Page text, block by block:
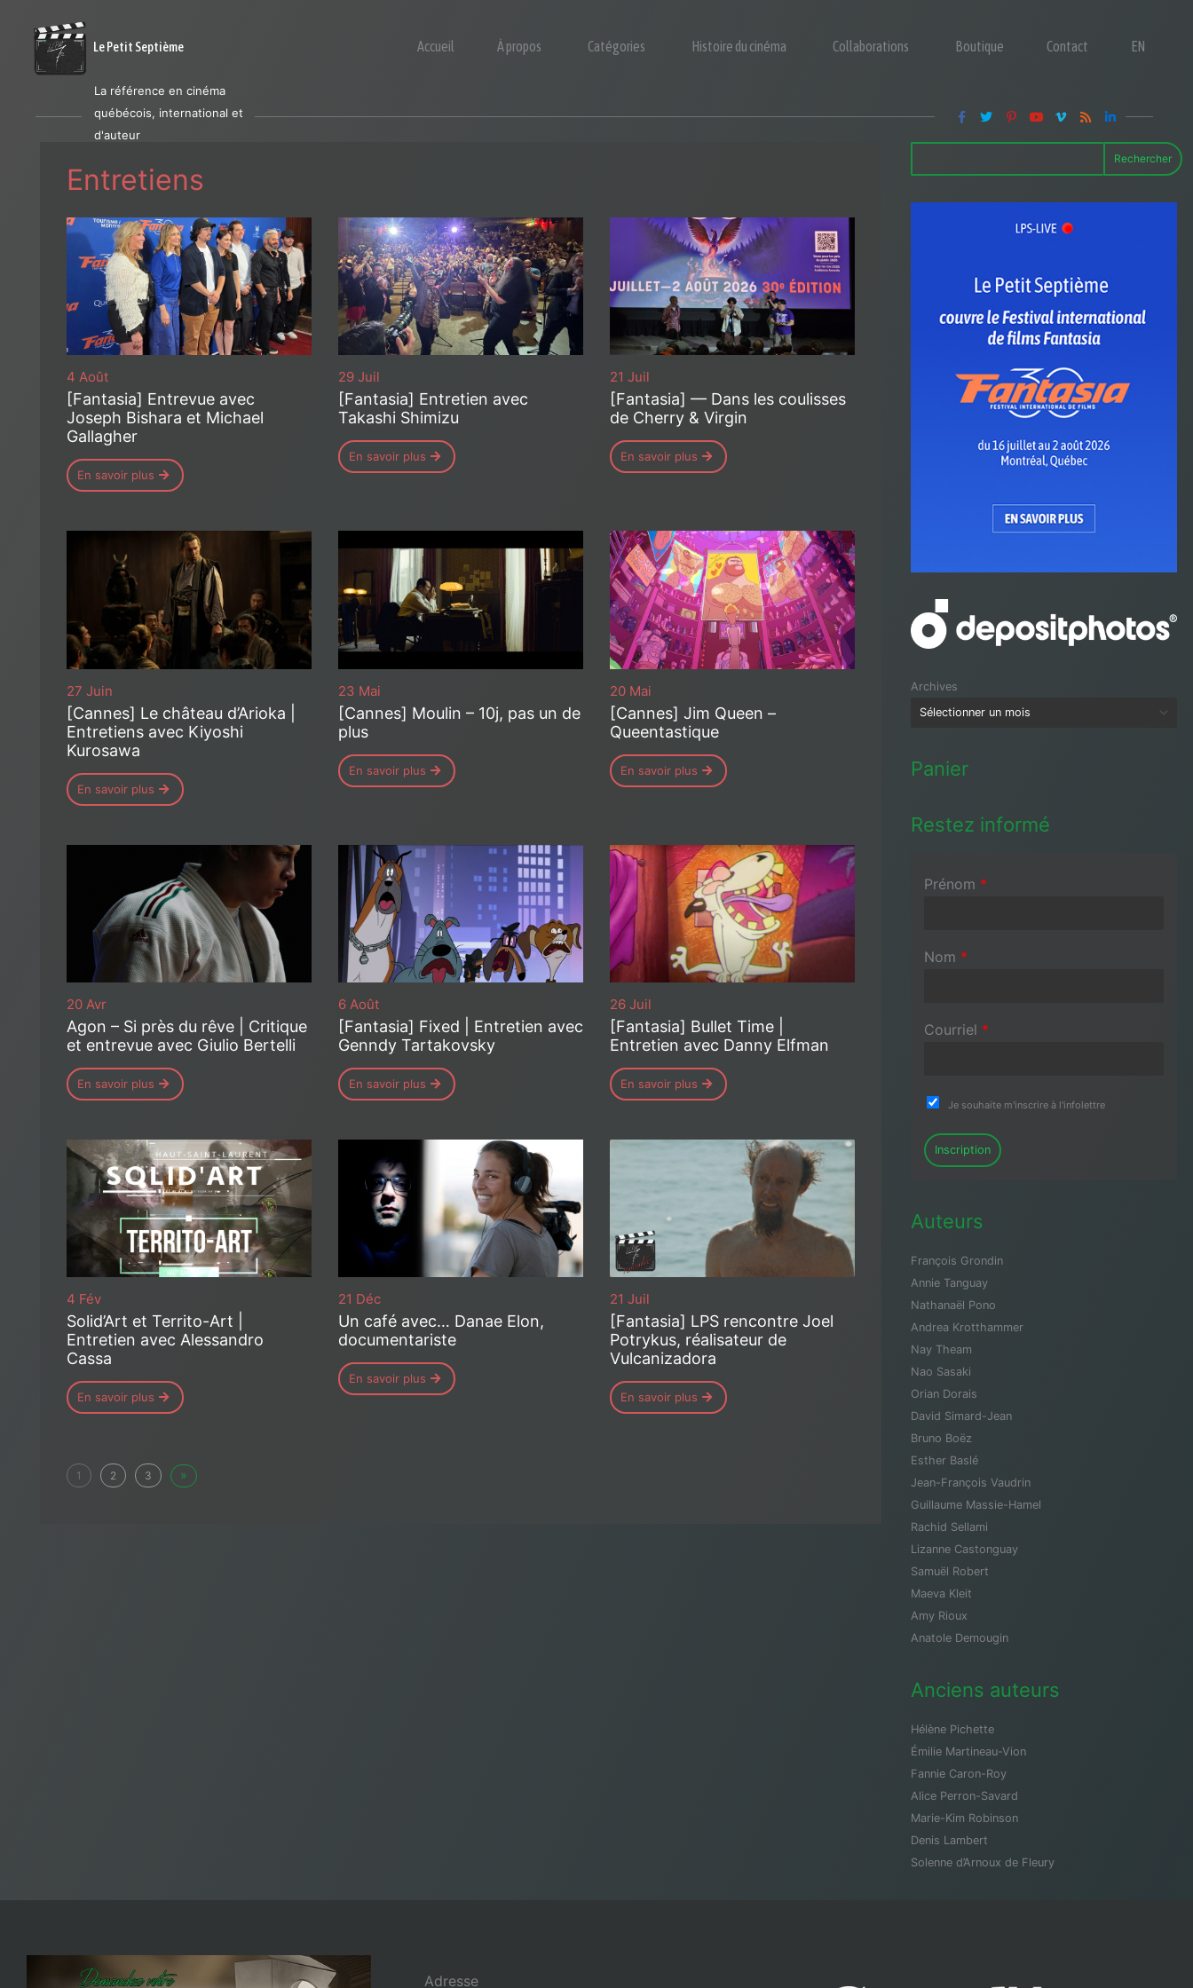
Le Petit Septième Accueil À propos Catégories Histoire du cinéma Collaborations Boutique Contact EN
La référence en cinéma
québécois, international et
d'auteur
Entretiens
4 Août
[Fantasia] Entrevue avec
Joseph Bishara et Michael
Gallagher
En savoir plus
29 Juil
[Fantasia] Entretien avec
Takashi Shimizu
En savoir plus
21 Juil
[Fantasia] — Dans les coulisses
de Cherry & Virgin
En savoir plus
27 Juin
[Cannes] Le château d’Arioka |
Entretiens avec Kiyoshi
Kurosawa
En savoir plus
23 Mai
[Cannes] Moulin – 10j, pas un de
plus
En savoir plus
20 Mai
[Cannes] Jim Queen –
Queentastique
En savoir plus
20 Avr
Agon – Si près du rêve | Critique
et entrevue avec Giulio Bertelli
En savoir plus
6 Août
[Fantasia] Fixed | Entretien avec
Genndy Tartakovsky
En savoir plus
26 Juil
[Fantasia] Bullet Time |
Entretien avec Danny Elfman
En savoir plus
4 Fév
Solid’Art et Territo-Art |
Entretien avec Alessandro
Cassa
En savoir plus
21 Déc
Un café avec… Danae Elon,
documentariste
En savoir plus
21 Juil
[Fantasia] LPS rencontre Joel
Potrykus, réalisateur de
Vulcanizadora
En savoir plus
1 2 3 »
Rechercher
Archives
Panier
Restez informé
Prénom *
Nom *
Courriel *
Je souhaite m'inscrire à l'infolettre
Inscription
Auteurs
François Grondin
Annie Tanguay
Nathanaël Pono
Andrea Krotthammer
Nay Theam
Nao Sasaki
Orian Dorais
David Simard-Jean
Bruno Boëz
Esther Baslé
Jean-François Vaudrin
Guillaume Massie-Hamel
Rachid Sellami
Lizanne Castonguay
Samuël Robert
Maeva Kleit
Amy Rioux
Anatole Demougin
Anciens auteurs
Hélène Pichette
Émilie Martineau-Vion
Fannie Caron-Roy
Alice Perron-Savard
Marie-Kim Robinson
Denis Lambert
Solenne d’Arnoux de Fleury
Adresse